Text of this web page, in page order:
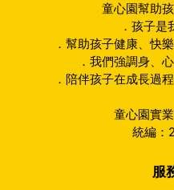
童心園幫助
．孩子是
．幫助孩子健康、快
．我們強調身、
．陪伴孩子在成長過
童心園實
統編：
服